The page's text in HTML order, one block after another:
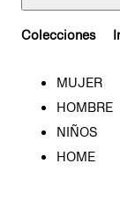
Colecciones
MUJER
HOMBRE
NIÑOS
HOME